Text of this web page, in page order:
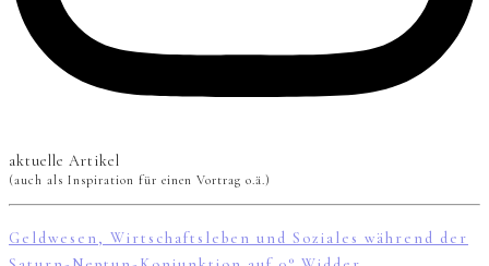
aktuelle Artikel
(auch als Inspiration für einen Vortrag o.ä.)
Geldwesen, Wirtschaftsleben und Soziales während der